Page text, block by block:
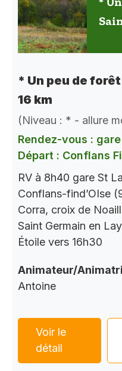
* Un peu de
16 km
(Niveau : * - allure
Rendez-vous :
Départ : Conflans
RV à 8h40 gare St
Conflans-find’OIse
Corra, croix de
Saint Germain en
Étoile vers 16h30
Animateur/
Antoine
Voir le
détail